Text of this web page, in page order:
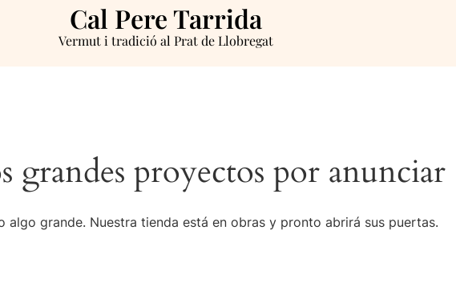
Cal Pere Tarrida
Vermut i tradició al Prat de Llobregat
grandes proyectos por anunciar
algo grande. Nuestra tienda está en obras y pronto abrirá sus puertas.